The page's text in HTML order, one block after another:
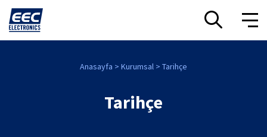
Anasayfa Kurumsal Tarihçe
Tarihçe